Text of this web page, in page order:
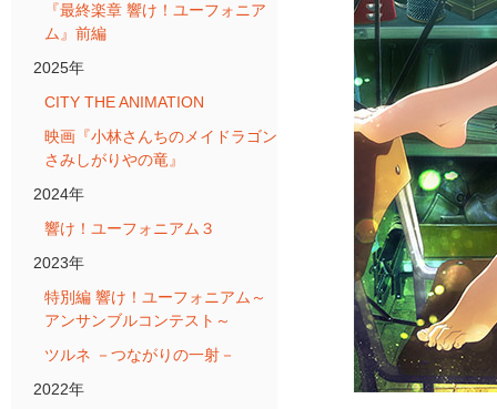
『最終楽章 響け！ユーフォニア
ム』前編
2025年
CITY THE ANIMATION
映画『小林さんちのメイドラゴン
さみしがりやの竜』
2024年
響け！ユーフォニアム３
2023年
特別編 響け！ユーフォニアム～
アンサンブルコンテスト～
ツルネ －つながりの一射－
2022年